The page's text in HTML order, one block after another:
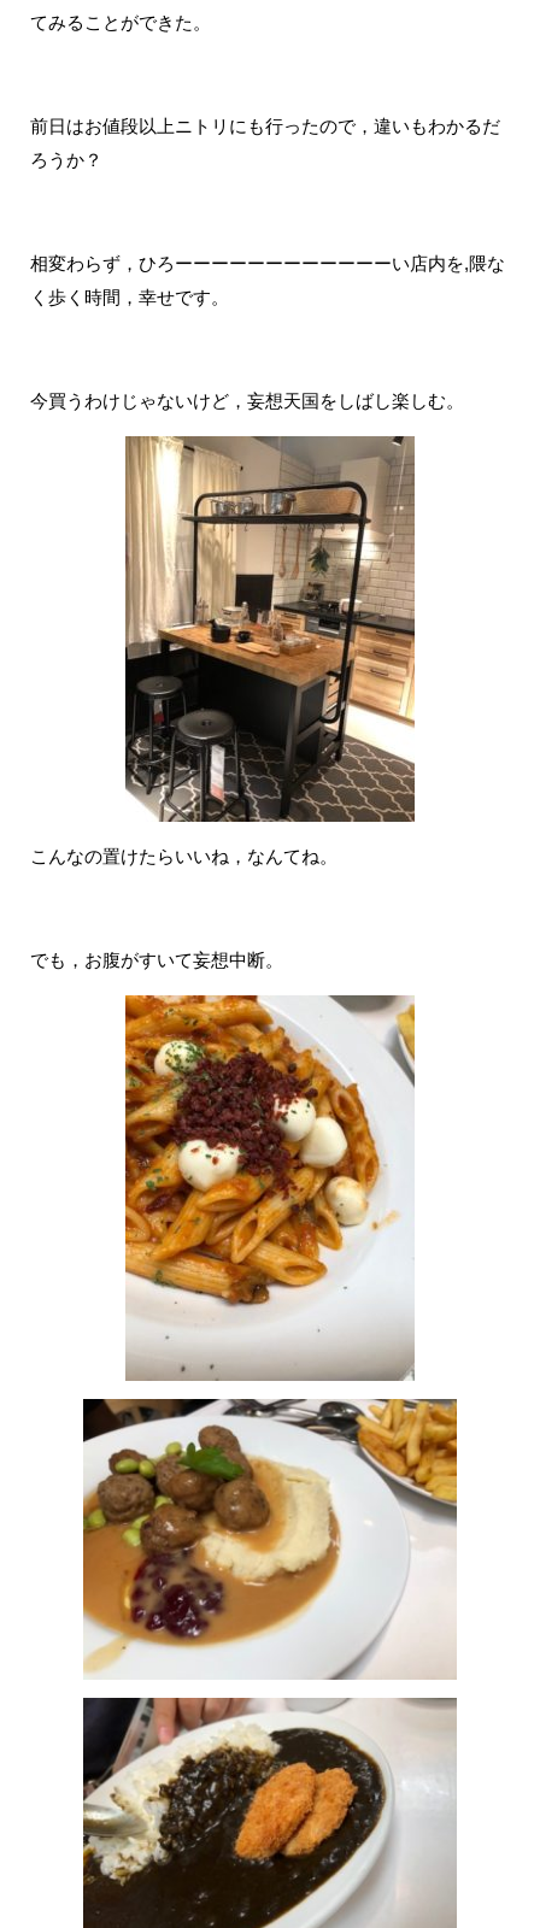
てみることができた。
前日はお値段以上ニトリにも行ったので，違いもわかるだ
ろうか？
相変わらず，ひろーーーーーーーーーーーーい店内を,隈な
く歩く時間，幸せです。
今買うわけじゃないけど，妄想天国をしばし楽しむ。
こんなの置けたらいいね，なんてね。
でも，お腹がすいて妄想中断。